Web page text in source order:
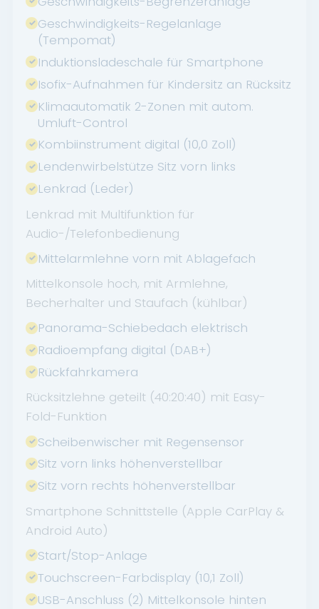
Geschwindigkeits-Regelanlage
(Tempomat)
Induktionsladeschale für Smartphone
Isofix-Aufnahmen für Kindersitz an Rücksitz
Klimaautomatik 2-Zonen mit autom.
Umluft-Control
Kombiinstrument digital (10,0 Zoll)
Lendenwirbelstütze Sitz vorn links
Lenkrad (Leder)
Lenkrad mit Multifunktion für
Audio-/Telefonbedienung
Mittelarmlehne vorn mit Ablagefach
Mittelkonsole hoch, mit Armlehne,
Becherhalter und Staufach (kühlbar)
Panorama-Schiebedach elektrisch
Radioempfang digital (DAB+)
Rückfahrkamera
Rücksitzlehne geteilt (40:20:40) mit Easy-
Fold-Funktion
Scheibenwischer mit Regensensor
Sitz vorn links höhenverstellbar
Sitz vorn rechts höhenverstellbar
Smartphone Schnittstelle (Apple CarPlay &
Android Auto)
Start/Stop-Anlage
Touchscreen-Farbdisplay (10,1 Zoll)
USB-Anschluss (2) Mittelkonsole hinten